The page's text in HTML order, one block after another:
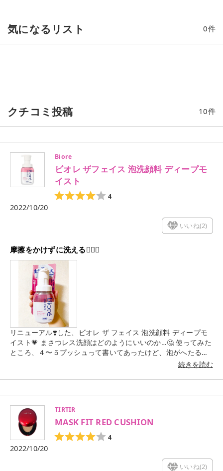
気になるリスト 0件
クチコミ投稿 10件
Biore
ビオレ ザフェイス 泡洗顔料 ディープモ
イスト
4
2022/10/20
いいね(2)
摩擦をかけずに洗える🧏🏻‍♀️
リニューアル❣️した、ビオレ ザ フェイス 泡洗顔料 ディープモ
イスト💗 まさつレス洗顔はどのようにいいのか…🤔 使ってみた
ところ、４〜５プッシュって書いてあったけど、泡がへたる感
しっとりせず、気持ち乾燥が気になる… 悪くはないけど、特別
続きを読む
TIRTIR
MASK FIT RED CUSHION
4
2022/10/20
いいね(2)